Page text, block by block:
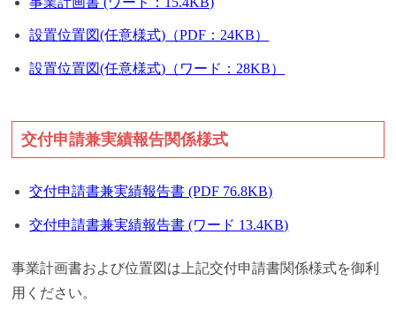
設置位置図(任意様式)（PDF：24KB）
設置位置図(任意様式)（ワード：28KB）
交付申請兼実績報告関係様式
交付申請書兼実績報告書 (PDF 76.8KB)
交付申請書兼実績報告書 (ワード 13.4KB)
事業計画書および位置図は上記交付申請書関係様式を御利
用ください。